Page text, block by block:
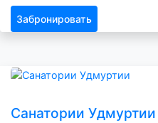
Забронировать
Санатории Удмуртии